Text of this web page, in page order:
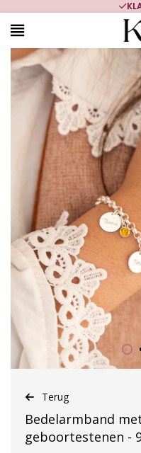
Terug
Bedelarmband
geboortestenen -